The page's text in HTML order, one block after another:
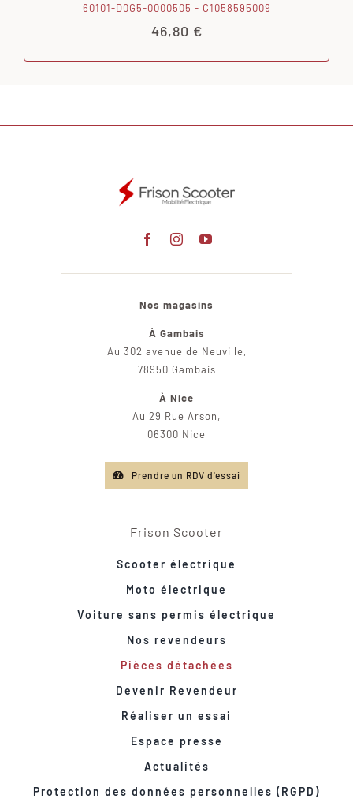
60101-D0G5-0000505 - C1058595009
46,80 €
Nos magasins
À Gambais
Au 302 avenue de Neuville,
78950 Gambais
À Nice
Au 29 Rue Arson,
06300 Nice
Prendre un RDV d'essai
Frison Scooter
Scooter électrique
Moto électrique
Voiture sans permis électrique
Nos revendeurs
Pièces détachées
Devenir Revendeur
Réaliser un essai
Espace presse
Actualités
Protection des données personnelles (RGPD)